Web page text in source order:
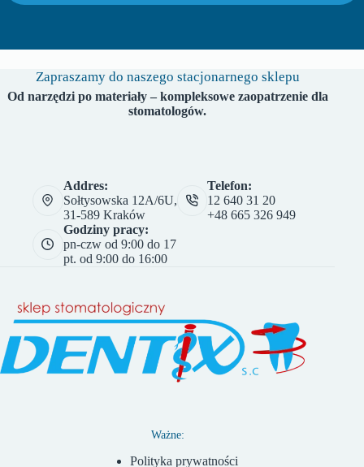
Zapraszamy do naszego stacjonarnego sklepu
Od narzędzi po materiały – kompleksowe zaopatrzenie dla
stomatologów.
Addres:
Sołtysowska 12A/6U,
31-589 Kraków
Telefon:
12 640 31 20
+48 665 326 949
Godziny pracy:
pn-czw od 9:00 do 17
pt. od 9:00 do 16:00
Ważne:
Polityka prywatności